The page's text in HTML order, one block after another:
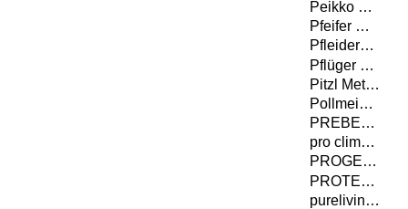
Peikko Deutschland GmbH
Pfeifer Holding GmbH
Pfleiderer Deutschland GmbH
Pflüger TOB GmbH
Pitzl Metallbau GmbH & Co. KG
Pollmeier Massivholz GmbH & Co.KG
PREBENA Wilfried Bornemann GmbH & Co. KG
pro clima - MOLL bauökologische Produkte GmbH
PROGEO Monitoring GmbH & Co. KG
PROTEKTORWERK Florenz Maisch GmbH & Co.KG
purelivin GmbH